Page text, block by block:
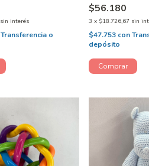
sin interés
Transferencia o
$56.180
3 x $18.726,67 sin
$47.753 con
depósito